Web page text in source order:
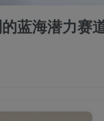
蓝海潜力赛